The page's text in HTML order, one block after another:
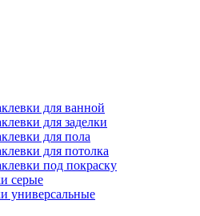
для ванной
для заделки
для пола
для потолка
под покраску
серые
универсальные